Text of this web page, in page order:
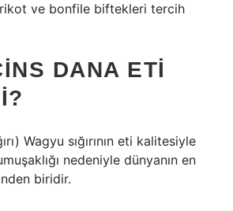
ve bonfile biftekleri tercih
DANA ETI
Wagyu sığırının eti kalitesiyle
nedeniyle dünyanın en
biridir.